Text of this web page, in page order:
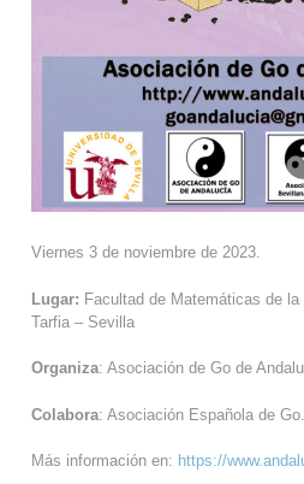
Viernes 3 de noviembre de 2023.
Lugar: Facultad de Matemáticas de
Tarfia – Sevilla
Organiza: Asociación de Go de
Colabora: Asociación Española de Go.
Más información en: https://www.andal